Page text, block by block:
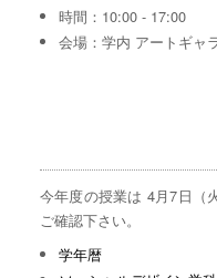
時間：10:00 - 17:00
会場：学内 アートギャ
今年度の授業は 4月7日（
ご確認下さい。
学年暦